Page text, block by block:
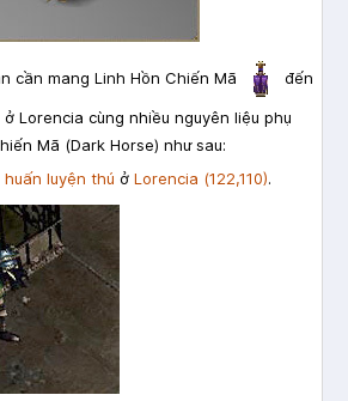
cần mang Linh Hồn Chiến Mã đến
Lorencia cùng nhiều nguyên liệu phụ
Mã (Dark Horse) như sau:
huấn luyện thú ở Lorencia (122,110).